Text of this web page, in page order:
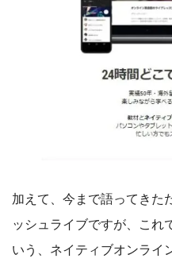
加えて、今まで語ってきた
ッシュライブですが、これ
いう、ネイティブオンライ